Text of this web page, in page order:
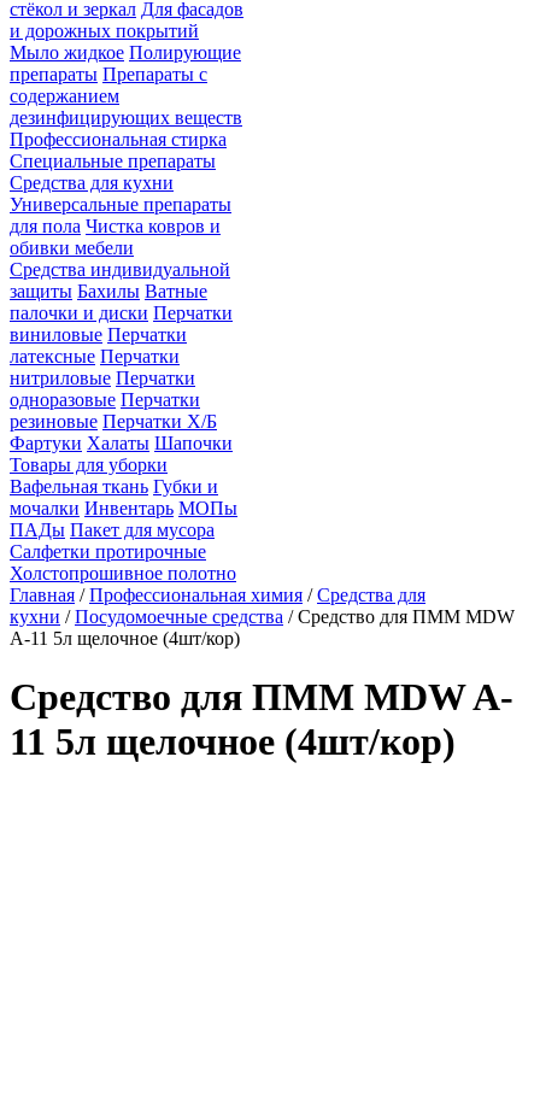
стёкол и зеркал Для фасадов
и дорожных покрытий
Мыло жидкое Полирующие
препараты Препараты с
содержанием
дезинфицирующих веществ
Профессиональная стирка
Специальные препараты
Средства для кухни
Универсальные препараты
для пола Чистка ковров и
обивки мебели
Средства индивидуальной
защиты Бахилы Ватные
палочки и диски Перчатки
виниловые Перчатки
латексные Перчатки
нитриловые Перчатки
одноразовые Перчатки
резиновые Перчатки Х/Б
Фартуки Халаты Шапочки
Товары для уборки
Вафельная ткань Губки и
мочалки Инвентарь МОПы
ПАДы Пакет для мусора
Салфетки протирочные
Холстопрошивное полотно
Главная /Профессиональная химия /Средства для
кухни /Посудомоечные средства / Средство для ПММ MDW
A-11 5л щелочное (4шт/кор)
Средство для ПММ MDW A-
11 5л щелочное (4шт/кор)